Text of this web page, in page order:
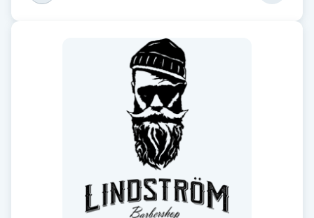
Fotsvamp
Fransförlängning